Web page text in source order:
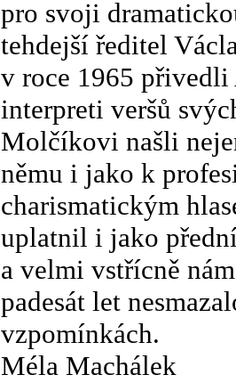
pro svoji
tehdejší ředitel
v roce 1965
interpreti veršů
Molčíkovi našli
němu i jako k
charismatickým
uplatnil i jako
a velmi vstřícně
padesát let
vzpomínkách.
Méla Machálek